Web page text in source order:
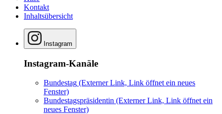
Kontakt
Inhaltsübersicht
Instagram
Instagram-Kanäle
Bundestag (Externer Link, Link öffnet ein neues
Fenster)
Bundestagspräsidentin (Externer Link, Link öffnet ein
neues Fenster)